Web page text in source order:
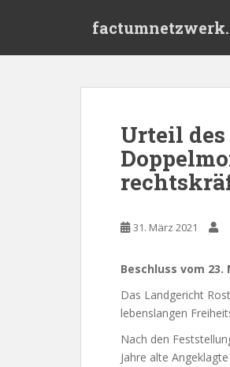
Urteil
31. März 2021
Beschluss vom 23.
Das Landgericht
lebenslangen
Nach den
Jahre alte